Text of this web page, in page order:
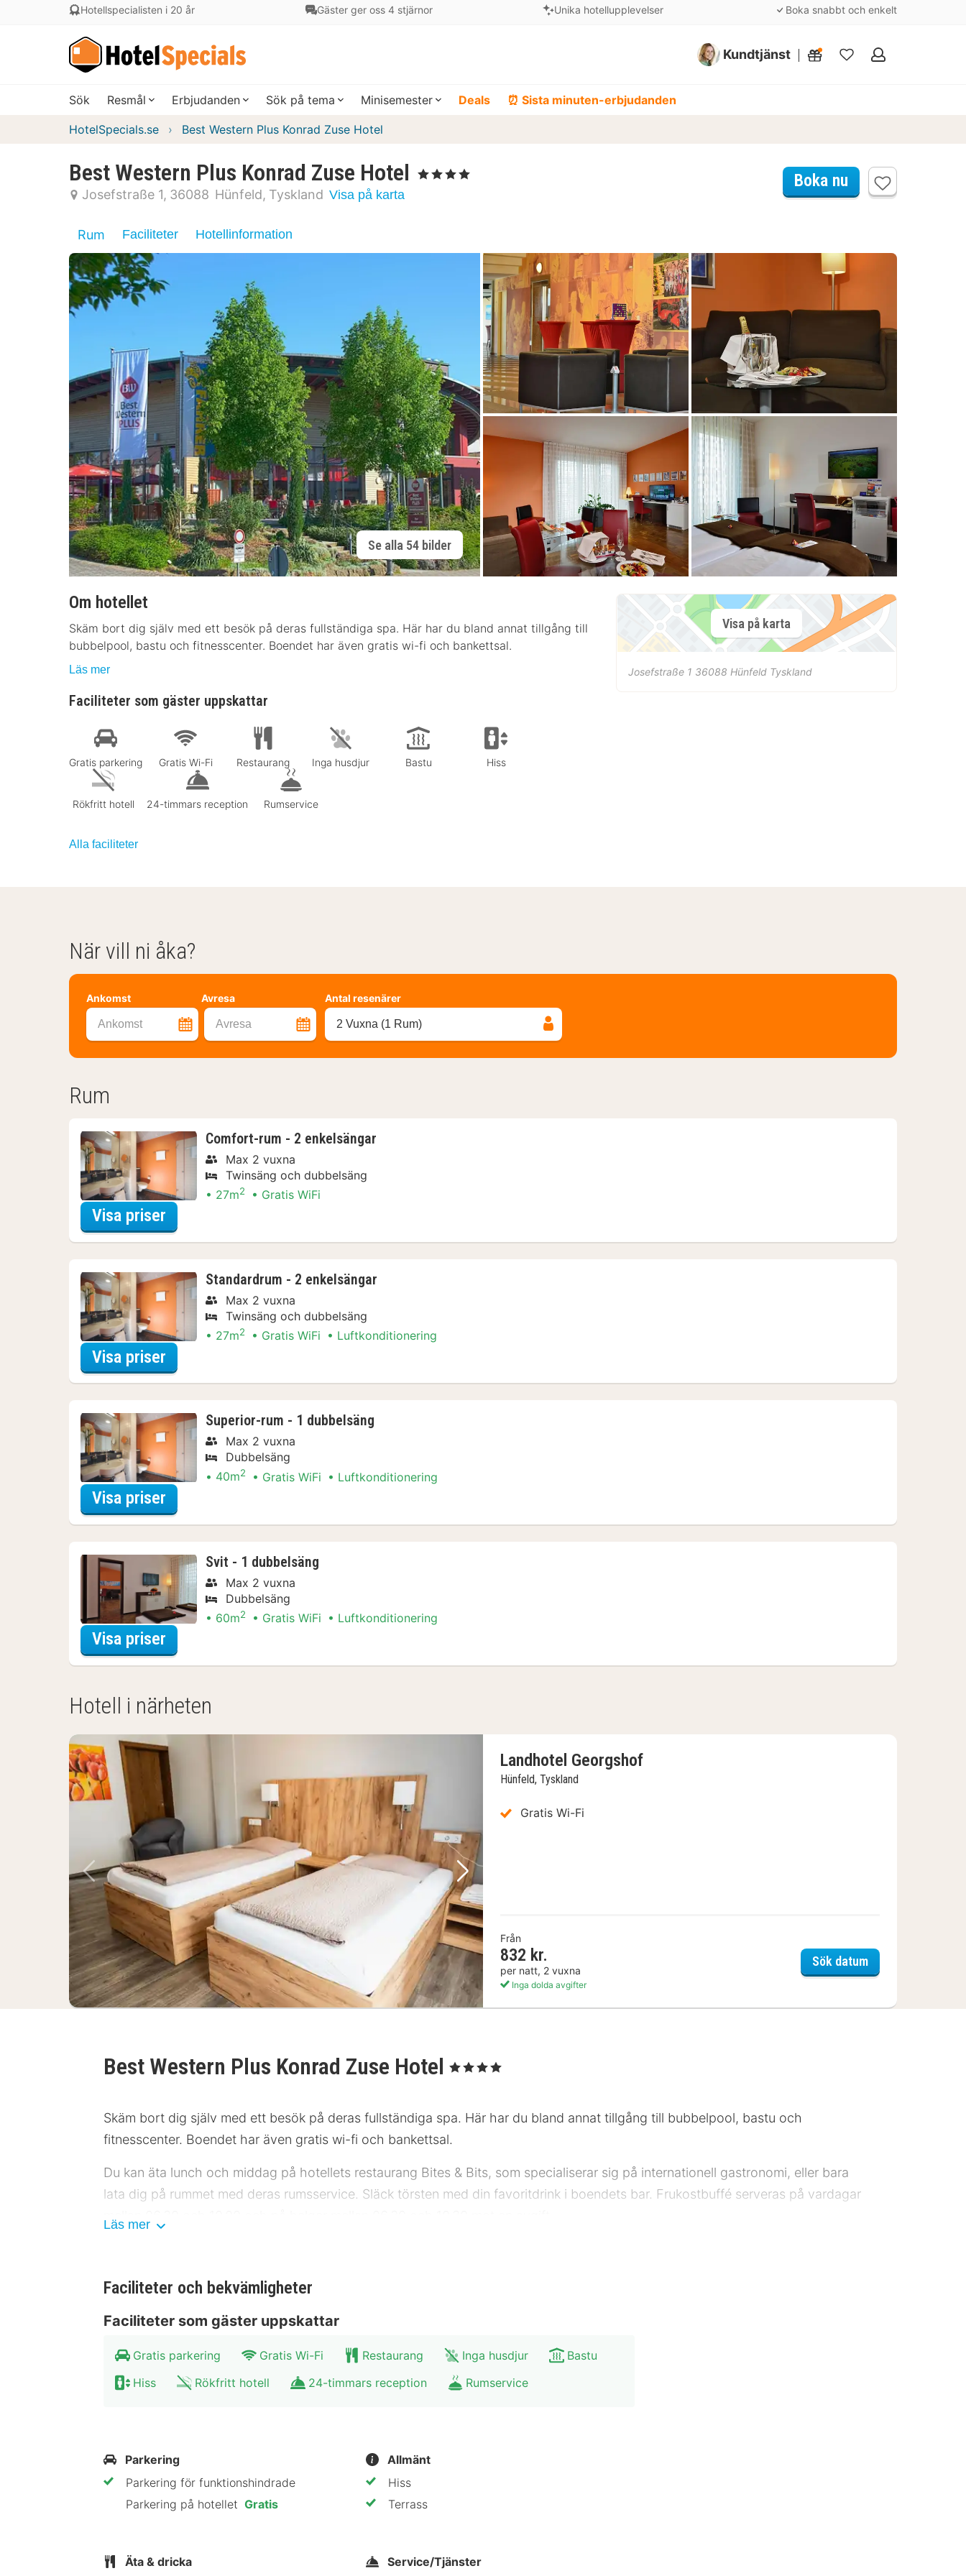
Hotellspecialisten i 20 år Gäster ger oss 4 stjärnor Unika hotellupplevelser Boka snabbt och enkelt
Kundtjänst
Mina
Sök Resmål Erbjudanden Sök på tema Minisemester Deals ⏰ Sista minuten-erbjudanden
HotelSpecials.se Best Western Plus Konrad Zuse Hotel
Best Western Plus Konrad Zuse Hotel , 4 Stjärnor
Josefstraße 1 36088 Hünfeld Tyskland Visa på karta
Boka nu
Rum Faciliteter Hotellinformation
Se alla 54 bilder
Om hotellet
Skäm bort dig själv med ett besök på deras fullständiga spa. Här har du bland annat tillgång till
bubbelpool, bastu och fitnesscenter. Boendet har även gratis wi-fi och bankettsal.
Läs mer
Faciliteter som gäster uppskattar
Gratis parkering Gratis Wi-Fi Restaurang Inga husdjur Bastu Hiss
Rökfritt hotell 24-timmars reception Rumservice
Alla faciliteter
Visa på karta
Josefstraße 1 36088 Hünfeld Tyskland
När vill ni åka?
Ankomst Avresa
Ankomst Avresa
Antal resenärer
2 Vuxna (1 Rum)
Rum
Comfort-rum - 2 enkelsängar
Max 2 vuxna
Twinsäng och dubbelsäng
27m2 Gratis WiFi
Visa priser
Standardrum - 2 enkelsängar
Max 2 vuxna
Twinsäng och dubbelsäng
27m2 Gratis WiFi Luftkonditionering
Visa priser
Superior-rum - 1 dubbelsäng
Max 2 vuxna
Dubbelsäng
40m2 Gratis WiFi Luftkonditionering
Visa priser
Svit - 1 dubbelsäng
Max 2 vuxna
Dubbelsäng
60m2 Gratis WiFi Luftkonditionering
Visa priser
Hotell i närheten
Föregående bild Nästa bild
Landhotel Georgshof
Hünfeld, Tyskland
Gratis Wi-Fi
Från
832 kr.
per natt, 2 vuxna
Inga dolda avgifter
Sök datumLandhotel
Best Western Plus Konrad Zuse Hotel , 4 Stjärnor
Skäm bort dig själv med ett besök på deras fullständiga spa. Här har du bland annat tillgång till bubbelpool, bastu och
fitnesscenter. Boendet har även gratis wi-fi och bankettsal.
Du kan äta lunch och middag på hotellets restaurang Bites & Bits, som specialiserar sig på internationell gastronomi, eller bara
lata dig på rummet med deras rumsservice. Släck törsten med din favoritdrink i boendets bar. Frukostbuffé serveras på vardagar
hotell har 8 konferensrum för olika typer av möten och events. Avgiftsfri parkering erbjuds på plats.
Känn dig som hemma i ett av de 100 rummen med minibarer och platt-tv. Gratis wi-fi gör att du kan hålla dig uppkopplad. Privat
Katedralen Fulda - 15,8 km Schlossturm - 15,9 km Organ Recitals - 15,9 km Town Palace - 15,9 km Kloster Frauenberg - 16 km
Kyrkan St Michael - 16,6 km Bonifatius Route - 16,6 km IX Bowling - 16,8 km Bonifatiushaus - 16,9 km Klinikum Fulda - 17,4 km
Takka-Tukka Adventureland - 18,3 km Fitness + Bowling Court Kunzell - 19,5 km Best Western Plus Konrad Zuse Hotel
Best Western Plus Konrad Zuse Hotel ligger i hjärtat av Hünfeld, en 1 minuters bilfärd från Hessian Rhön Nature Park och 13
Läs mer
Faciliteter och bekvämligheter
Faciliteter som gäster uppskattar
Gratis parkering Gratis Wi-Fi Restaurang Inga husdjur
Bastu
Hiss
Rökfritt hotell 24-timmars reception Rumservice
Parkering
Parkering för funktionshindrade
Parkering på hotellet Gratis
Äta & dricka
Allmänt
Hiss
Terrass
Service/Tjänster